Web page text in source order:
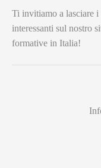
Ti invitiamo a lasciare
interessanti sul nostro
formative in Italia!